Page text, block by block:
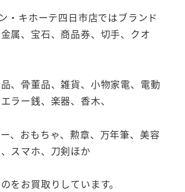
・キホーテ四日市店ではブランド
属、宝石、商品券、切手、クオ
、骨董品、雑貨、小物家電、電動
ラー銭、楽器、香木、
、おもちゃ、勲章、万年筆、美容
スマホ、刀剣ほか
をお買取りしています。